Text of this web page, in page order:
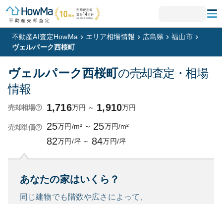
不動産AI査定HowMa エリア相場情報 広島県
福山市
ヴェルパーク西桜町
ヴェルパーク西桜町の売却査定・相場
情報
売却相場 1,716万円 ～ 1,910万円
売却単価 25万円/m² ～ 25万円/m²
82万円/坪 ～ 84万円/坪
あなたの家はいくら？
同じ建物でも階数や広さによって、